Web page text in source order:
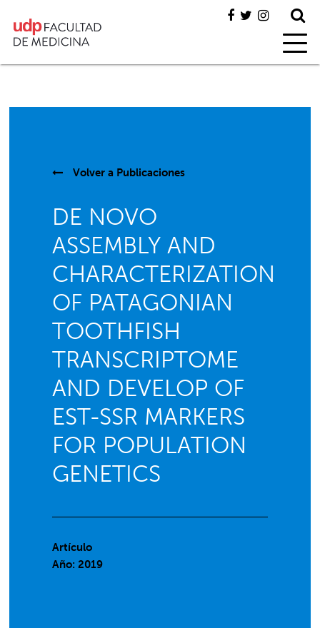
Volver a Publicaciones
DE NOVO
ASSEMBLY AND
CHARACTERIZATION
OF PATAGONIAN
TOOTHFISH
TRANSCRIPTOME
AND DEVELOP OF
EST-SSR MARKERS
FOR POPULATION
GENETICS
Artículo
Año: 2019